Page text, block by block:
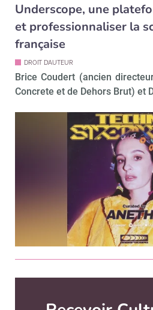
Underscope, une
et professionnaliser la
française
DROIT D’AUTEUR
Brice Coudert (ancien
Concrete et de Dehors Brut) et